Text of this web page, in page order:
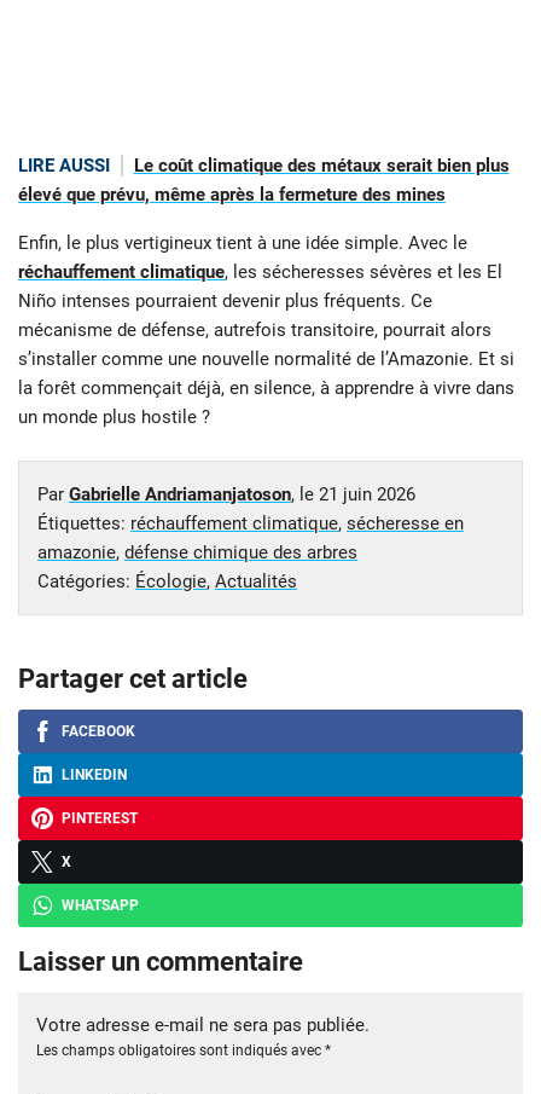
LIRE AUSSI
Le coût climatique des métaux serait bien plus
élevé que prévu, même après la fermeture des mines
Enfin, le plus vertigineux tient à une idée simple. Avec le
réchauffement climatique, les sécheresses sévères et les El
Niño intenses pourraient devenir plus fréquents. Ce
mécanisme de défense, autrefois transitoire, pourrait alors
s’installer comme une nouvelle normalité de l’Amazonie. Et si
la forêt commençait déjà, en silence, à apprendre à vivre dans
un monde plus hostile ?
Par Gabrielle Andriamanjatoson, le 21 juin 2026
Étiquettes: réchauffement climatique, sécheresse en
amazonie, défense chimique des arbres
Catégories: Écologie, Actualités
Partager cet article
FACEBOOK
LINKEDIN
PINTEREST
X
WHATSAPP
Laisser un commentaire
Votre adresse e-mail ne sera pas publiée.
Les champs obligatoires sont indiqués avec *